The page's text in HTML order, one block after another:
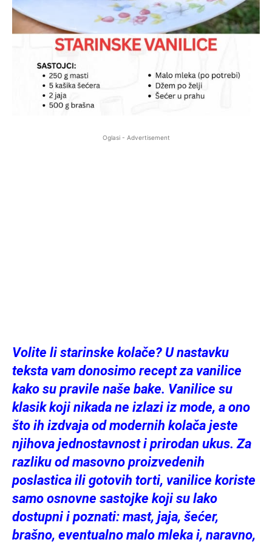
Oglasi - Advertisement
Volite li starinske kolače? U nastavku
teksta vam donosimo recept za vanilice
kako su pravile naše bake. Vanilice su
klasik koji nikada ne izlazi iz mode, a ono
što ih izdvaja od modernih kolača jeste
njihova jednostavnost i prirodan ukus. Za
razliku od masovno proizvedenih
poslastica ili gotovih torti, vanilice koriste
samo osnovne sastojke koji su lako
dostupni i poznati: mast, jaja, šećer,
brašno, eventualno malo mleka i, naravno,